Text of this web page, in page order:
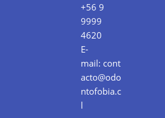
+56 9
9999
4620
E-
mail: cont
acto@odo
ntofobia.c
l